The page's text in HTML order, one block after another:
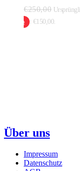
€250,00
ist: €150,00.
Über uns
Impressum
Datenschutz